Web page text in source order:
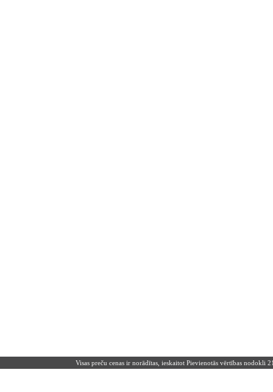
Visas preču cenas ir norādītas, ieskaitot Pievienotās vērtības nodokli